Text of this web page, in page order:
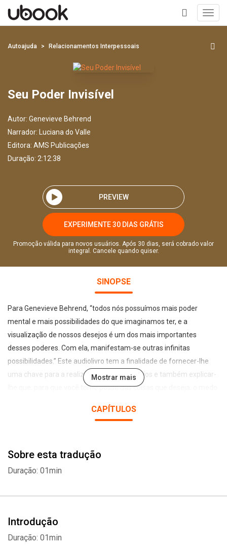
+
Autoajuda Relacionamentos Interpessoais
Seu Poder Invisível
Autor: Genevieve Behrend
Narrador:
Luciana do Valle
Editora: AMS Publicações
Duração: 2:12:38
PREVIEW
EXPERIMENTE 30 DIAS GRÁTIS
Promoção válida para novos usuários. Após 30 dias, será cobrado valor
integral. Cancele quando quiser.
SINOPSE
Para Genevieve Behrend, “todos nós possuímos mais poder
mental e mais possibilidades do que imaginamos ter, e a
visualização de nossos desejos é um dos mais importantes
desses poderes. Com ela, manifestam-se outras infinitas
possibilidades.” Este audiolivro tem a finalidade de fornecer-lhe
uma chave para a realização de seus desejos e também explicar-
lhe que, para que você tome posse das coisas que deseja, o medo
que a posse de mais bens, não importa de que tipo sejam, por si
que lhe dêem um motivo para a felicidade e uma sensação de
contentamento, mas a “alegria de viver” vem de dentro. Portanto,
Mostrar mais
CAPÍTULOS
Sobre esta tradução
Duração: 01min
Introdução
Duração: 01min